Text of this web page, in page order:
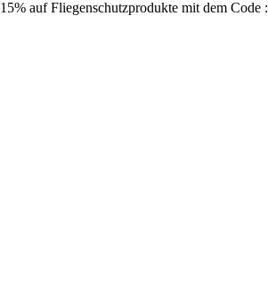
15% auf Fliegenschutzprodukte mit dem Code :